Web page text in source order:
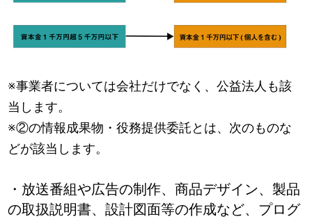
※事業者については会社だけでなく、公益法人も該
当します。
※②の情報成果物・役務提供委託とは、次のものな
どが該当します。
・放送番組や広告の制作、商品デザイン、製品
の取扱説明書、設計図面等の作成など、プログ